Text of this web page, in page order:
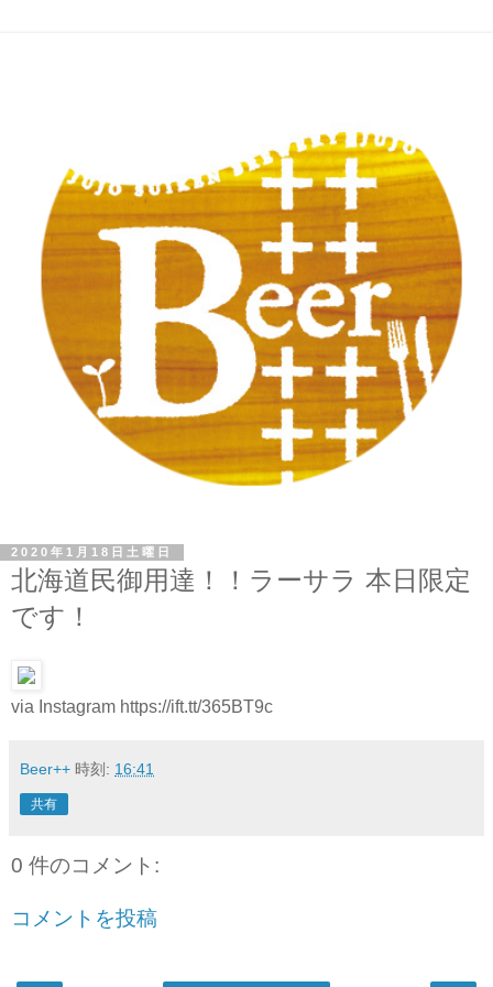
2020年1月18日土曜日
北海道民御用達！！ラーサラ 本日限定
です！
via Instagram https://ift.tt/365BT9c
Beer++ 時刻: 16:41
共有
0 件のコメント:
コメントを投稿